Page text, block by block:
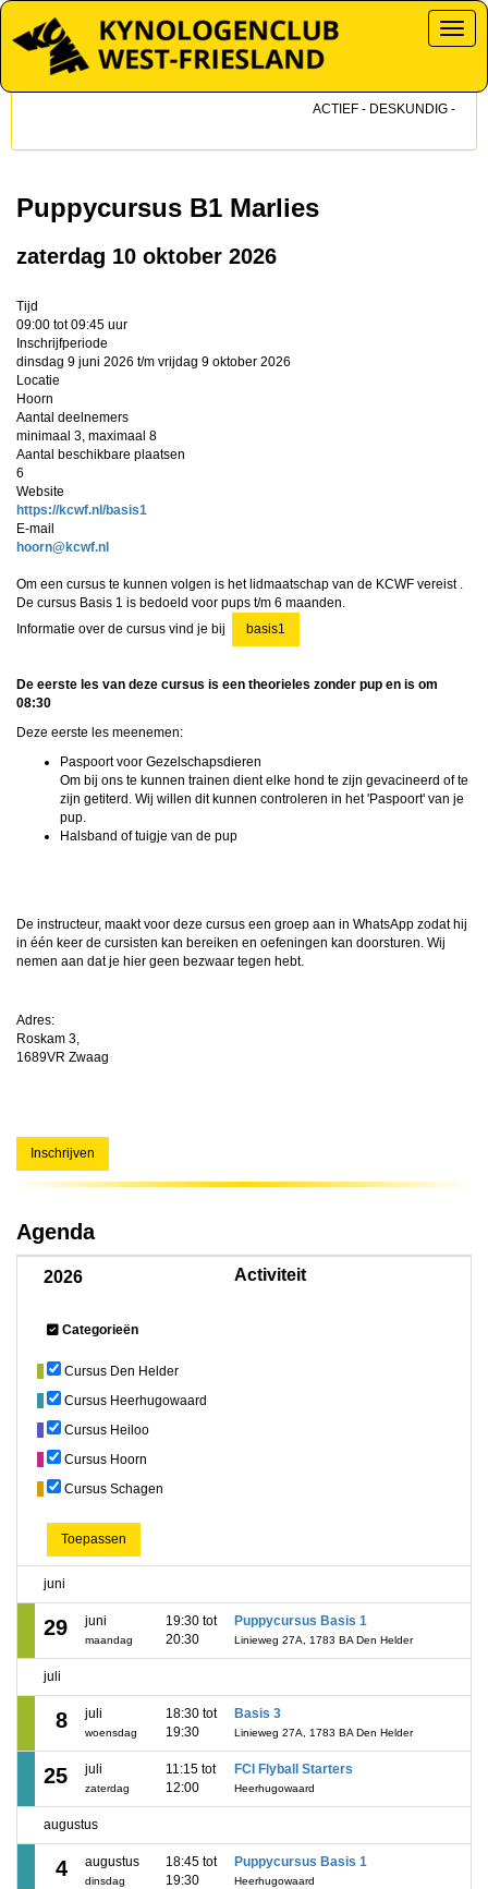
ACTIEF - DESKUNDIG -
Puppycursus B1 Marlies
zaterdag 10 oktober 2026
Tijd
09:00 tot 09:45 uur
Inschrijfperiode
dinsdag 9 juni 2026 t/m vrijdag 9 oktober 2026
Locatie
Hoorn
Aantal deelnemers
minimaal 3, maximaal 8
Aantal beschikbare plaatsen
6
Website
https://kcwf.nl/basis1
E-mail
nrooh@kcwf.nl
Om een cursus te kunnen volgen is het lidmaatschap van de KCWF vereist .
De cursus Basis 1 is bedoeld voor pups t/m 6 maanden.
Informatie over de cursus vind je bij
basis1
De eerste les van deze cursus is een theorieles zonder pup en is om
08:30
Deze eerste les meenemen:
Paspoort voor Gezelschapsdieren
Om bij ons te kunnen trainen dient elke hond te zijn gevacineerd of te
zijn getiterd. Wij willen dit kunnen controleren in het 'Paspoort' van je
pup.
Halsband of tuigje van de pup
De instructeur, maakt voor deze cursus een groep aan in WhatsApp zodat hij
in één keer de cursisten kan bereiken en oefeningen kan doorsturen. Wij
nemen aan dat je hier geen bezwaar tegen hebt.
Adres:
Roskam 3,
1689VR Zwaag
Inschrijven
Agenda
2026 Activiteit
Categorieën
Cursus Den Helder
Cursus Heerhugowaard
Cursus Heiloo
Cursus Hoorn
Cursus Schagen
Toepassen
juni
29 juni
maandag
19:30 tot
20:30
Puppycursus Basis 1
Linieweg 27A, 1783 BA Den Helder
juli
8 juli
woensdag
18:30 tot
19:30
Basis 3
Linieweg 27A, 1783 BA Den Helder
25 juli
zaterdag
11:15 tot
12:00
FCI Flyball Starters
Heerhugowaard
augustus
4 augustus
dinsdag
18:45 tot
19:30
Puppycursus Basis 1
Heerhugowaard